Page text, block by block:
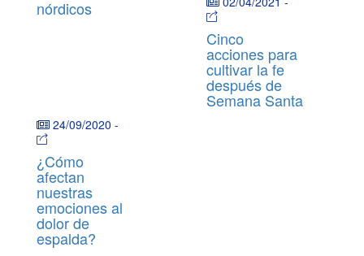
nórdicos
Cinco
acciones para
cultivar la fe
después de
Semana Santa
24/09/2020 -
¿Cómo
afectan
nuestras
emociones al
dolor de
espalda?